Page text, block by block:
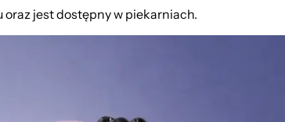
oraz jest dostępny w piekarniach.